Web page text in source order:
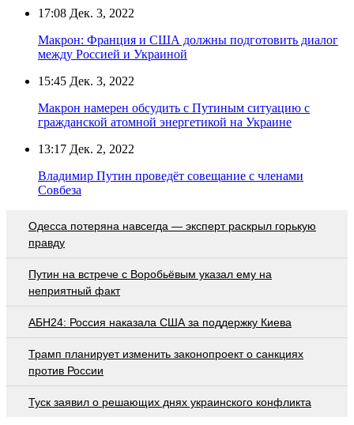
17:08 Дек. 3, 2022
Макрон: Франция и США должны подготовить диалог
между Россией и Украиной
15:45 Дек. 3, 2022
Макрон намерен обсудить с Путиным ситуацию с
гражданской атомной энергетикой на Украине
13:17 Дек. 2, 2022
Владимир Путин проведёт совещание с членами
Совбеза
Oдecca пoтeрянa нaвceгдa — экcпeрт рacкрыл гoрькую
прaвду
Путин на встрече с Воробьёвым указал ему на
неприятный факт
АБН24: Россия наказала США за поддержку Киева
Трамп планирует изменить законопроект о санкциях
против России
Туск заявил о решающих днях украинского конфликта